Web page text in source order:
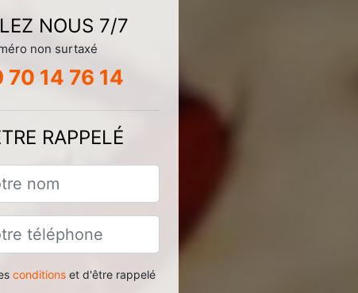
NOUS 7/7
non surtaxé
14 76 14
RAPPELÉ
conditionset d'être rappelé